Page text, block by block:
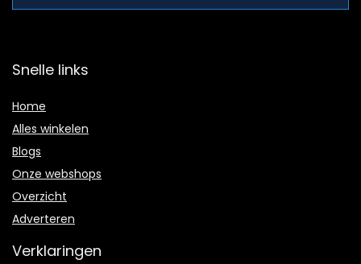
Snelle links
Home
Alles winkelen
Blogs
Onze webshops
Overzicht
Adverteren
Verklaringen